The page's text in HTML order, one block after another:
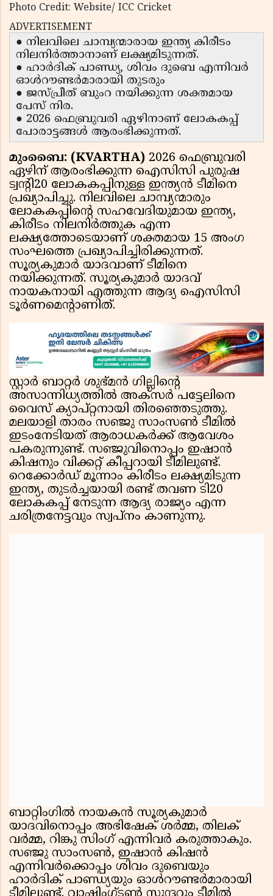
Photo Credit: Website/ ICC Cricket
ADVERTISEMENT
● നിലവിലെ ചാമ്പ്യന്മാരായ ഇന്ത്യ കിരീടം
നിലനിർത്താനാണ് ലക്ഷ്യമിടുന്നത്.
● ഹാർദിക് പാണ്ഡ്യ, ശിവം ദുബെ എന്നിവർ
ഓൾറൗണ്ടർമാരായി തുടരും
● ജസ്പ്രീത് ബുംറ നയിക്കുന്ന ശക്തമായ
പേസ് നിര.
● 2026 ഫെബ്രുവരി ഏഴിനാണ് ലോകകപ്പ്
പോരാട്ടങ്ങൾ ആരംഭിക്കുന്നത്.
മുംബൈ: (KVARTHA) 2026 ഫെബ്രുവരി
ഏഴിന് ആരംഭിക്കുന്ന ഐസിസി പുരുഷ
ട്വൻ്റി20 ലോകകപ്പിനുള്ള ഇന്ത്യൻ ടീമിനെ
പ്രഖ്യാപിച്ചു. നിലവിലെ ചാമ്പ്യന്മാരും
ലോകകപ്പിൻ്റെ സഹവേദിയുമായ ഇന്ത്യ,
കിരീടം നിലനിർത്തുക എന്ന
ലക്ഷ്യത്തോടെയാണ് ശക്തമായ 15 അംഗ
സംഘത്തെ പ്രഖ്യാപിച്ചിരിക്കുന്നത്.
സൂര്യകുമാർ യാദവാണ് ടീമിനെ
നയിക്കുന്നത്. സൂര്യകുമാർ യാദവ്
നായകനായി എത്തുന്ന ആദ്യ ഐസിസി
ടൂർണമെൻ്റാണിത്.
സ്റ്റാർ ബാറ്റർ ശുഭ്‌മൻ ഗില്ലിൻ്റെ
അസാന്നിധ്യത്തിൽ അക്സർ പട്ടേലിനെ
വൈസ് ക്യാപ്റ്റനായി തിരഞ്ഞെടുത്തു.
മലയാളി താരം സഞ്ജു സാംസൺ ടീമിൽ
ഇടംനേടിയത് ആരാധകർക്ക് ആവേശം
പകരുന്നുണ്ട്. സഞ്ജുവിനൊപ്പം ഇഷാൻ
കിഷനും വിക്കറ്റ് കീപ്പറായി ടീമിലുണ്ട്.
റെക്കോർഡ് മൂന്നാം കിരീടം ലക്ഷ്യമിടുന്ന
ഇന്ത്യ, തുടർച്ചയായി രണ്ട് തവണ ടി20
ലോകകപ്പ് നേടുന്ന ആദ്യ രാജ്യം എന്ന
ചരിത്രനേട്ടവും സ്വപ്നം കാണുന്നു.
ബാറ്റിംഗിൽ നായകൻ സൂര്യകുമാർ
യാദവിനൊപ്പം അഭിഷേക് ശർമ്മ, തിലക്
വർമ്മ, റിങ്കു സിംഗ് എന്നിവർ കരുത്താകും.
സഞ്ജു സാംസൺ, ഇഷാൻ കിഷൻ
എന്നിവർക്കൊപ്പം ശിവം ദുബെയും
ഹാർദിക് പാണ്ഡ്യയും ഓൾറൗണ്ടർമാരായി